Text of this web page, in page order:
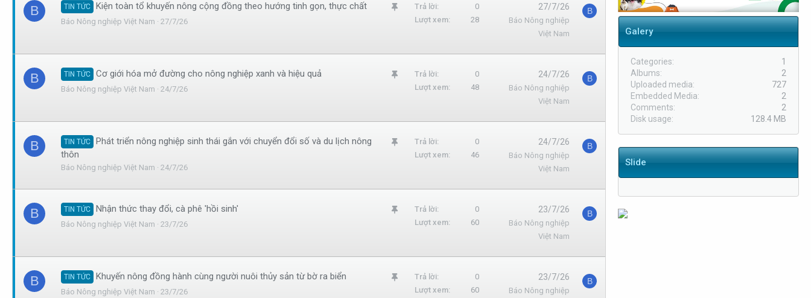
B
G
m
TIN TỨC Kiện toàn tổ khuyến nông cộng đồng theo hướng tinh gọn, thực chất
Báo Nông nghiệp Việt Nam 27/7/26
Trả lời
0
Lượt xem
28
27/7/26
Báo Nông nghiệp
Việt Nam
B
B
G
m
TIN TỨC Cơ giới hóa mở đường cho nông nghiệp xanh và hiệu quả
Báo Nông nghiệp Việt Nam 24/7/26
Trả lời
0
Lượt xem
48
24/7/26
Báo Nông nghiệp
Việt Nam
B
B
G
m
TIN TỨC
Phát triển nông nghiệp sinh thái gắn với chuyển đổi số và du lịch nông
thôn
Báo Nông nghiệp Việt Nam 24/7/26
Trả lời
0
Lượt xem
46
24/7/26
Báo Nông nghiệp
Việt Nam
B
B
G
m
TIN TỨC Nhận thức thay đổi, cà phê 'hồi sinh'
Báo Nông nghiệp Việt Nam 23/7/26
Trả lời
0
Lượt xem
60
23/7/26
Báo Nông nghiệp
Việt Nam
B
B
G
TIN TỨC Khuyến nông đồng hành cùng người nuôi thủy sản từ bờ ra biển
Báo Nông nghiệp Việt Nam 23/7/26
Trả lời
0
Lượt xem
60
23/7/26
Báo Nông nghiệp
B
Galery
Categories
1
Albums
2
Uploaded media
727
Embedded Media
2
Comments
2
Disk usage
128.4 MB
Slide